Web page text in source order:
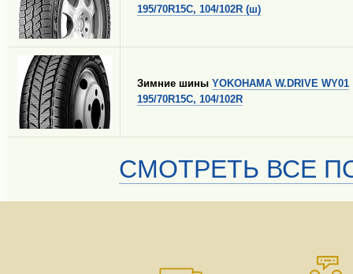
195/70R15C, 104/102R (ш)
Зимние шины YOKOHAMA W.DRIVE WY01
195/70R15C, 104/102R
СМОТРЕТЬ ВСЕ